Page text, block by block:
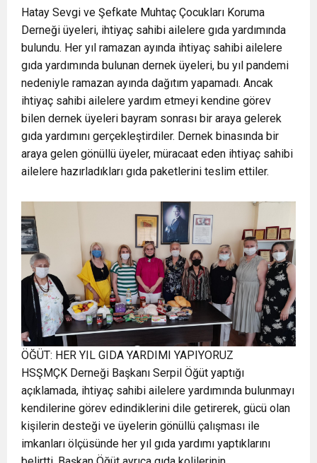
Hatay Sevgi ve Şefkate Muhtaç Çocukları Koruma
Derneği üyeleri, ihtiyaç sahibi ailelere gıda yardımında
bulundu. Her yıl ramazan ayında ihtiyaç sahibi ailelere
gıda yardımında bulunan dernek üyeleri, bu yıl pandemi
nedeniyle ramazan ayında dağıtım yapamadı. Ancak
ihtiyaç sahibi ailelere yardım etmeyi kendine görev
bilen dernek üyeleri bayram sonrası bir araya gelerek
gıda yardımını gerçekleştirdiler. Dernek binasında bir
araya gelen gönüllü üyeler, müracaat eden ihtiyaç sahibi
ailelere hazırladıkları gıda paketlerini teslim ettiler.
ÖĞÜT: HER YIL GIDA YARDIMI YAPIYORUZ
HSŞMÇK Derneği Başkanı Serpil Öğüt yaptığı
açıklamada, ihtiyaç sahibi ailelere yardımında bulunmayı
kendilerine görev edindiklerini dile getirerek, gücü olan
kişilerin desteği ve üyelerin gönüllü çalışması ile
imkanları ölçüsünde her yıl gıda yardımı yaptıklarını